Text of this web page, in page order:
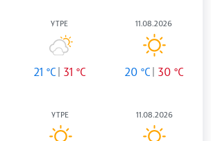
УТРЕ
21 °C 31 °C
11.08.2026
20 °C 30 °C
УТРЕ 11.08.2026